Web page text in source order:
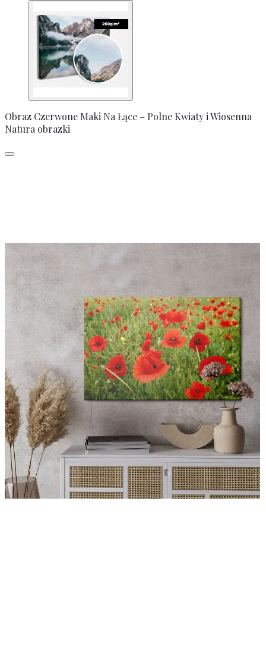
Obraz Czerwone Maki Na Łące – Polne Kwiaty i Wiosenna
Natura obrazki